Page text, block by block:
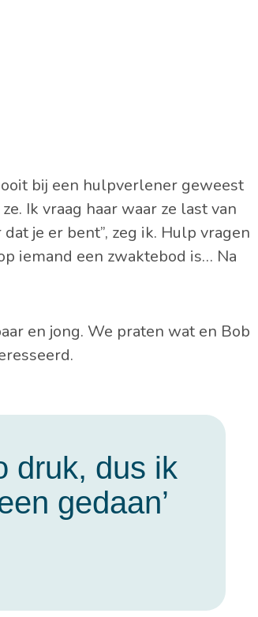
bij een hulpverlener geweest
Ik vraag haar waar ze last van
je er bent”, zeg ik. Hulp vragen
iemand een zwaktebod is… Na
en jong. We praten wat en Bob
druk, dus ik
gedaan’